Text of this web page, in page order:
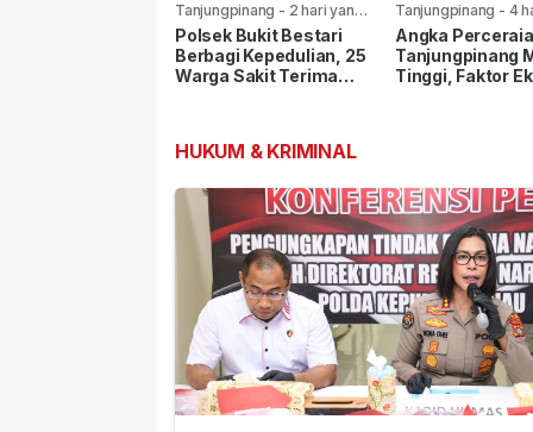
Tanjungpinang - 2 hari yang
lalu
Polsek Bukit Bestari
Berbagi Kepedulian, 25
Warga Sakit Terima
Tanjungpinang - 4
lalu
Angka
Tanjungpinang
Tinggi, Faktor
HUKUM & KRIMINAL